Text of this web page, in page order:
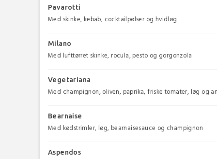
Pavarotti
Med skinke, kebab, cocktailpølser og hvidløg
Milano
Med lufttørret skinke, rocula, pesto og gorgonzola
Vegetariana
Med champignon, oliven, paprika, friske tomater, løg og
Bearnaise
Med kødstrimler, løg, bearnaisesauce og champignon
Aspendos